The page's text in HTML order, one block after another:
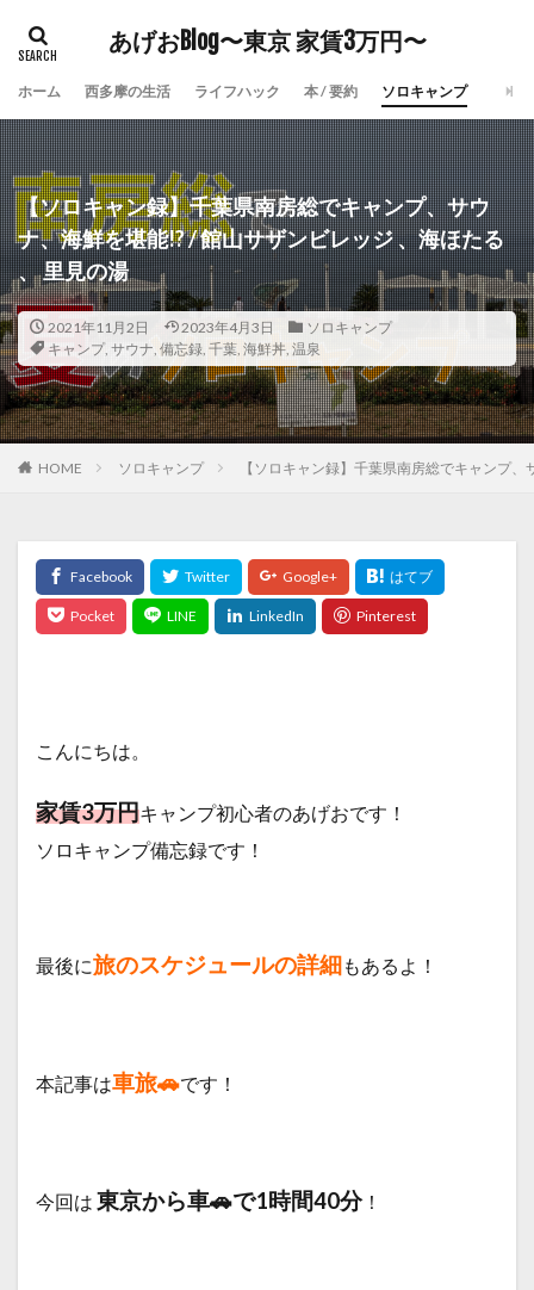
あげおBlog〜東京 家賃3万円〜
ホーム 西多摩の生活 ライフハック 本 / 要約 ソロキャンプ
【ソロキャン録】千葉県南房総でキャンプ、サウ
ナ、海鮮を堪能!? / 館山サザンビレッジ 、海ほたる
、 里見の湯
2021年11月2日 2023年4月3日
ソロキャンプ
キャンプ, サウナ, 備忘録, 千葉, 海鮮丼, 温泉
HOME ソロキャンプ 【ソロキャン録】千葉県南房総でキャンプ
こんにちは。
家賃3万円キャンプ初心者のあげおです！
ソロキャンプ備忘録です！
最後に旅のスケジュールの詳細もあるよ！
本記事は車旅🚗です！
今回は 東京から車🚗で1時間40分！